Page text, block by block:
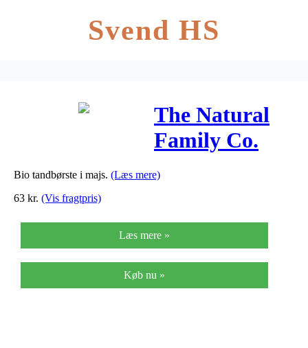
Svend HS
The Natural
Family Co.
Tandbørste
sort/hvid – 1
stk
Bio tandbørste i majs. (Læs mere)
63 kr. (Vis fragtpris)
Læs mere »
Køb nu »